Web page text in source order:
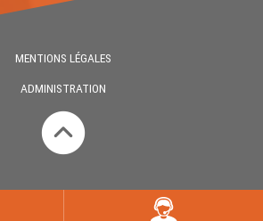
MENTIONS LÉGALES
ADMINISTRATION